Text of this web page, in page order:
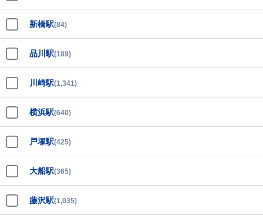
新橋駅(84)
品川駅(189)
川崎駅(1,341)
横浜駅(640)
戸塚駅(425)
大船駅(365)
藤沢駅(1,035)